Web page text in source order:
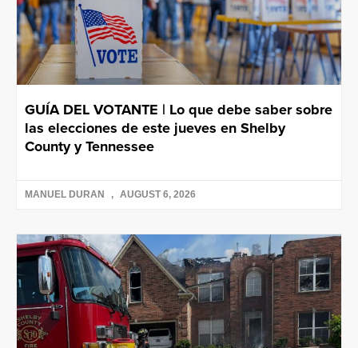
GUÍA DEL VOTANTE | Lo que debe saber sobre
las elecciones de este jueves en Shelby
County y Tennessee
MANUEL DURAN AUGUST 6, 2026